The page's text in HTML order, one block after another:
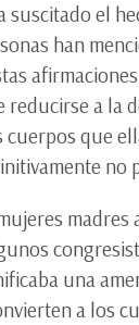
suscitado el
han
reducirse a la
que
no
una
a los